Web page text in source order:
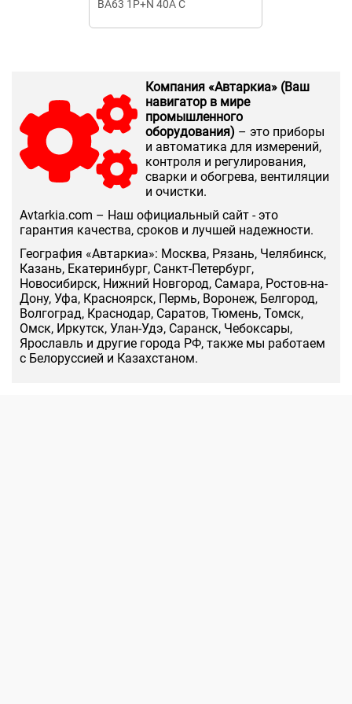
ВА63 1P+N 40A C
Компания «Автаркиа» (Ваш
навигатор в мире
промышленного
оборудования) – это приборы
и автоматика для измерений,
контроля и регулирования,
сварки и обогрева, вентиляции
и очистки.
Аvtarkia.com – Наш официальный сайт - это
гарантия качества, сроков и лучшей надежности.
География «Автаркиа»: Москва, Рязань, Челябинск,
Казань, Екатеринбург, Санкт-Петербург,
Новосибирск, Нижний Новгород, Самара, Ростов-на-
Дону, Уфа, Красноярск, Пермь, Воронеж, Белгород,
Волгоград, Краснодар, Саратов, Тюмень, Томск,
Омск, Иркутск, Улан-Удэ, Саранск, Чебоксары,
Ярославль и другие города РФ, также мы работаем
с Белоруссией и Казахстаном.